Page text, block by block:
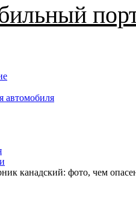
автомобиля
канадский: фото, чем